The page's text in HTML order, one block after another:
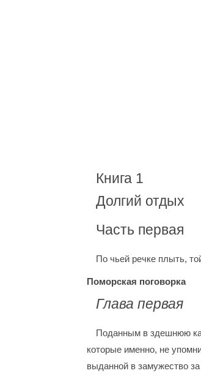
Книга 1
Долгий отдых
Часть первая
По чьей речке плыть,
Поморская поговорка
Глава первая
Поданным в здешнюю
которые именно, не
выданной в замужество